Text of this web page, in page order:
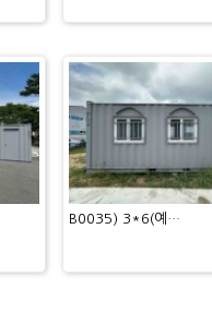
B0035) 3*6(예…